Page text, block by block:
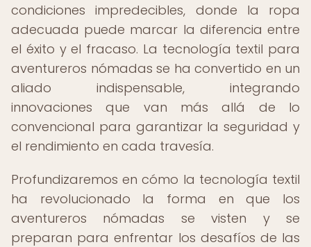
condiciones impredecibles, donde la ropa
adecuada puede marcar la diferencia entre
el éxito y el fracaso. La tecnología textil para
aventureros nómadas se ha convertido en un
aliado indispensable, integrando
innovaciones que van más allá de lo
convencional para garantizar la seguridad y
el rendimiento en cada travesía.
Profundizaremos en cómo la tecnología textil
ha revolucionado la forma en que los
aventureros nómadas se visten y se
preparan para enfrentar los desafíos de las